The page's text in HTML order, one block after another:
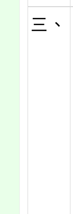
三、